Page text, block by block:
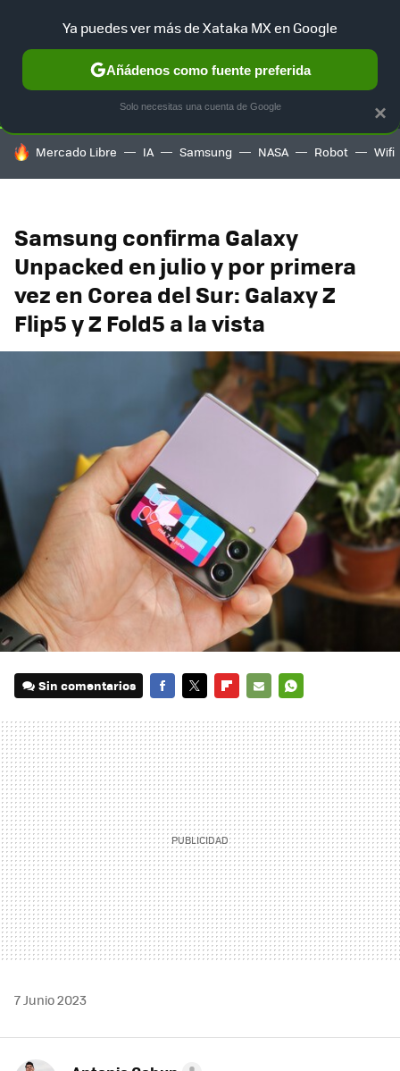
SELECCIÓN GAMING HOME AUTO TERRITORIO
HOY SE HABLA DE
Mercado Libre IA Samsung NASA Robot Wifi
Samsung confirma Galaxy
Unpacked en julio y por primera
vez en Corea del Sur: Galaxy Z
Flip5 y Z Fold5 a la vista
Sin comentarios
MAIL
7 Junio 2023
×
Ya puedes ver más de Xataka MX en Google
Añádenos como fuente preferida
Solo necesitas una cuenta de Google